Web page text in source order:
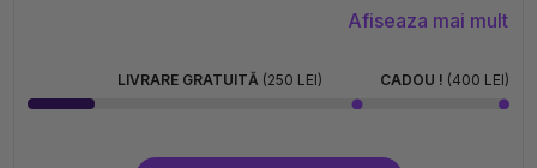
prietenii, fie pentru a etala cu mândrie un accesoriu
terenul de golf. Cookies reușește să îmbine sportul,
cultura și lifestyle-ul într-un produs emblematic care
Afiseaza mai mult
LIVRARE GRATUITĂ (250 LEI) CADOU ! (400 LEI)